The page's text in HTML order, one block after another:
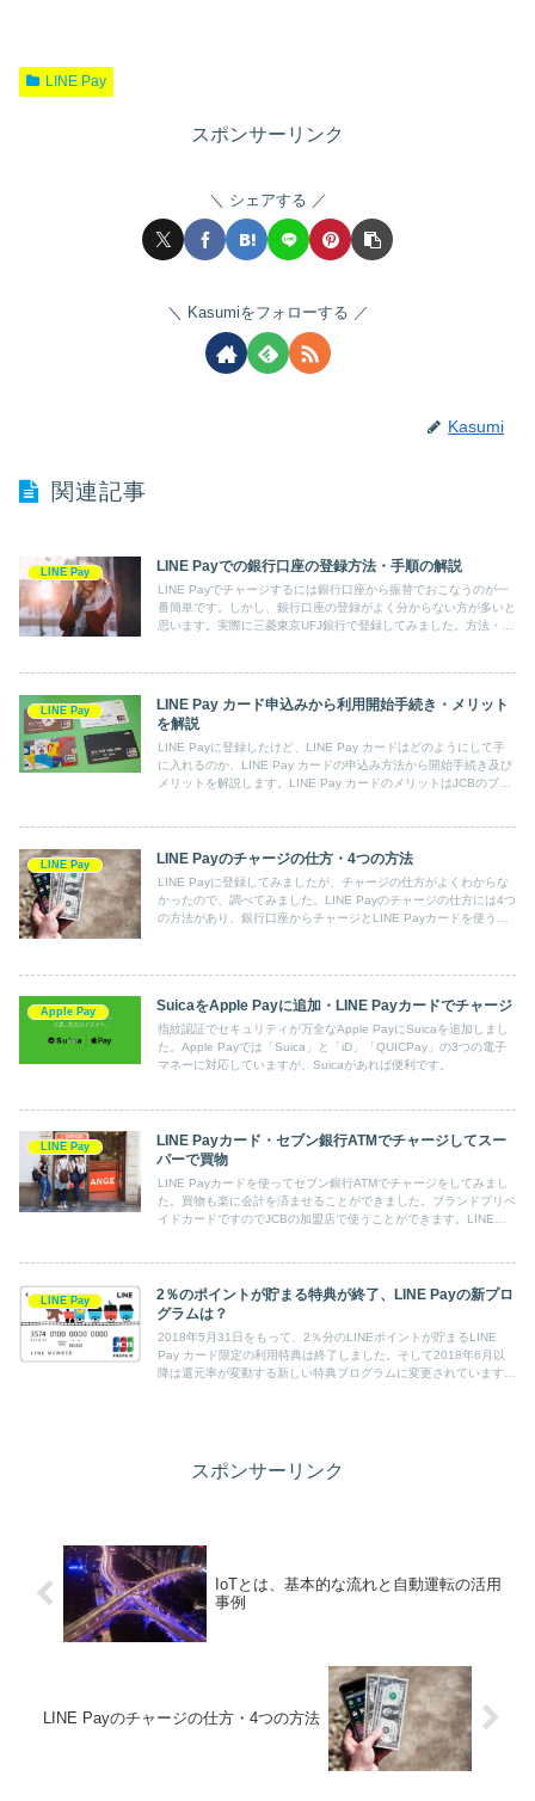
LINE Pay
スポンサーリンク
シェアする
Kasumiをフォローする
Kasumi
関連記事
LINE Pay LINE Payでの銀行口座の登録方法・手順の解説
LINE Payでチャージするには銀行口座から振替でおこなうのが一
番簡単です。しかし、銀行口座の登録がよく分からない方が多いと
思います。実際に三菱東京UFJ銀行で登録してみました。方法・手
LINE Pay
LINE Pay カード申込みから利用開始手続き・メリット
を解説
LINE Payに登録したけど、LINE Pay カードはどのようにして手
に入れるのか、LINE Pay カードの申込み方法から開始手続き及び
メリットを解説します。LINE Pay カードのメリットはJCBのブラ
LINE Pay LINE Payのチャージの仕方・4つの方法
LINE Payに登録してみましたが、チャージの仕方がよくわからな
かったので、調べてみました。LINE Payのチャージの仕方には4つ
の方法があり、銀行口座からチャージとLINE Payカードを使う方
Apple Pay SuicaをApple Payに追加・LINE Payカードでチャージ
指紋認証でセキュリティが万全なApple PayにSuicaを追加しまし
た。Apple Payでは「Suica」と「iD」「QUICPay」の3つの電子
マネーに対応していますが、Suicaがあれば便利です。
LINE Pay
LINE Payカード・セブン銀行ATMでチャージしてスー
パーで買物
LINE Payカードを使ってセブン銀行ATMでチャージをしてみまし
た。買物も楽に会計を済ませることができました。ブランドプリペ
イドカードですのでJCBの加盟店で使うことができます。LINE
LINE Pay
2％のポイントが貯まる特典が終了、LINE Payの新プロ
グラムは？
2018年5月31日をもって、2％分のLINEポイントが貯まるLINE
Pay カード限定の利用特典は終了しました。そして2018年6月以
降は還元率が変動する新しい特典プログラムに変更されています。
スポンサーリンク
IoTとは、基本的な流れと自動運転の活用
事例
LINE Payのチャージの仕方・4つの方法